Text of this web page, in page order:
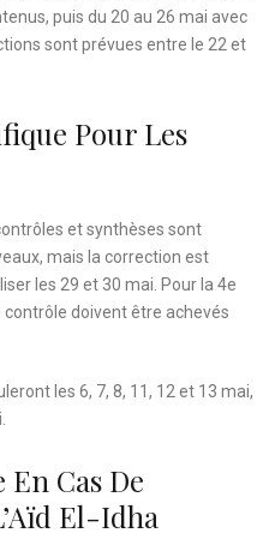
puis du 20 au 26 mai avec
sont prévues entre le 22 et
Pour Les
et synthèses sont
mais la correction est
les 29 et 30 mai. Pour la 4e
doivent être achevés
les 6, 7, 8, 11, 12 et 13 mai,
Cas De
El-Idha